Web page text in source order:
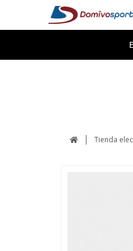
Tienda